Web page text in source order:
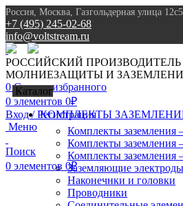
Россия, Москва, Газгольдерная улица 12с5
+7 (495) 245-02-68
info@voltstream.ru
8 (495) 245-02-68
РОССИЙСКИЙ
МОЛНИЕЗАЩИТЫ И
0Список избранного
0 элементов 0₽
Вход / Регистрация
Меню
Поиск
0 элементов 0₽
Каталог
КОМПЛЕКТЫ
Комплекты заземления
Комплекты заземления
Комплекты
Заземляющие электроды
Наконечнки и головки
Проводники